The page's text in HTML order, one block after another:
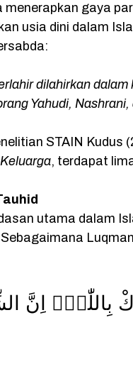
gaya
usia dini dalam
dilahirkan
Yahudi, Nashrani,
STAIN Kudus
, terdapat
utama dalam
بِاللّٰهِۗ اِنَّ